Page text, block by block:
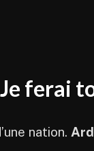
ferai
nation.